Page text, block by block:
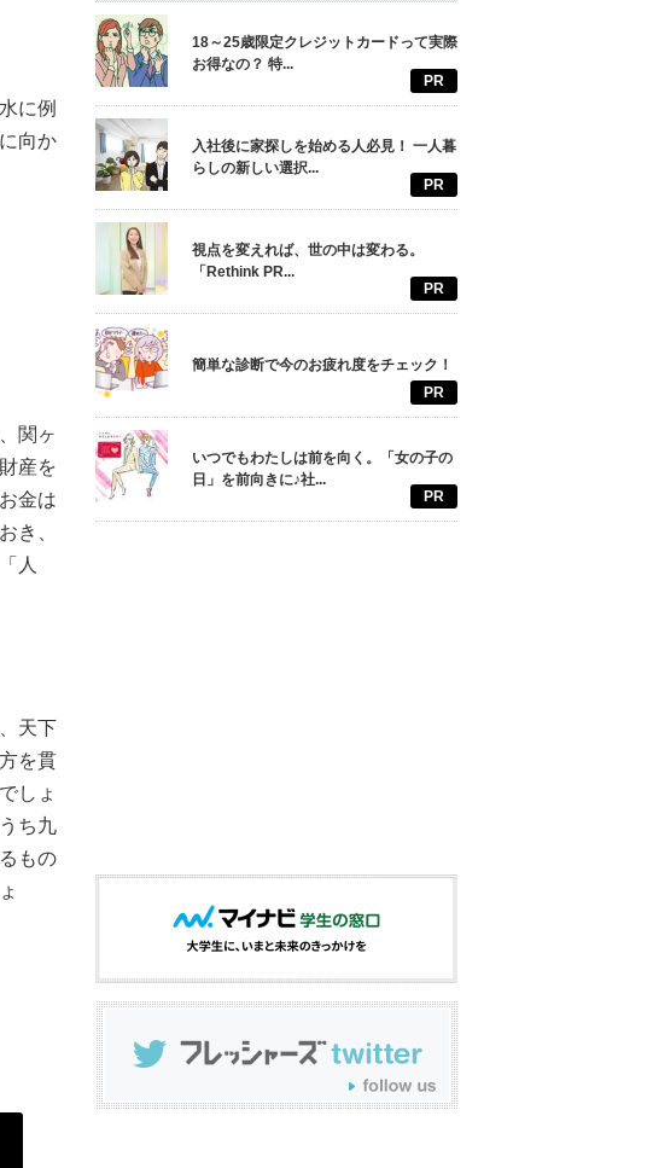
に例
向か
関ヶ
産を
金は
き、
人
天下
を貫
しょ
ち九
もの
18～25歳限定クレジットカードって実際
お得なの？ 特...
PR
入社後に家探しを始める人必見！ 一人暮
らしの新しい選択...
PR
視点を変えれば、世の中は変わる。
「Rethink PR...
PR
簡単な診断で今のお疲れ度をチェック！
PR
いつでもわたしは前を向く。「女の子の
日」を前向きに♪社...
PR